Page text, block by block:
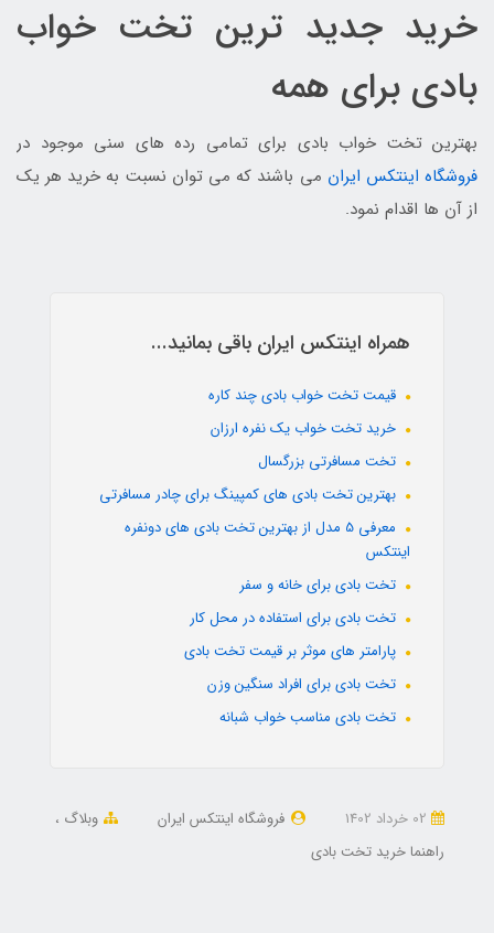
خرید جدید ترین تخت خواب
بادی برای همه
بهترین تخت خواب بادی برای تمامی رده های سنی موجود در
فروشگاه اینتکس ایران می باشند که می توان نسبت به خرید هر یک
از آن ها اقدام نمود.
همراه اینتکس ایران باقی بمانید...
قیمت تخت خواب بادی چند کاره
خرید تخت خواب یک نفره ارزان
تخت مسافرتی بزرگسال
بهترین تخت بادی های کمپینگ برای چادر مسافرتی
معرفی 5 مدل از بهترین تخت بادی های دونفره
اینتکس
تخت بادی برای خانه و سفر
تخت بادی برای استفاده در محل کار
پارامتر های موثر بر قیمت تخت بادی
تخت بادی برای افراد سنگین وزن
تخت بادی مناسب خواب شبانه
فروشگاه اینتکس ایران
وبلاگ
راهنما خرید تخت بادی